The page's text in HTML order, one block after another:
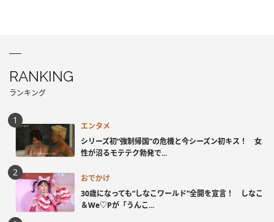
RANKING
ランキング
エンタメ
シリーズ初“強制帰国”の危機と今シーズン初キス！ 女
性が沼るモテテク勃発で...
おでかけ
30歳になっても“しなこワールド”全開を宣言！ しなこ
＆We♡Pが「うんこ...